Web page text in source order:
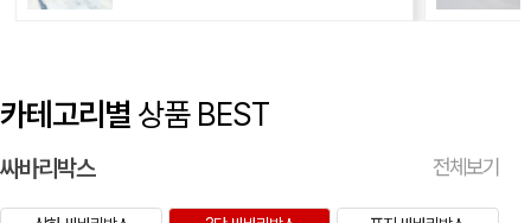
카테고리별 상품 BEST
싸바리박스 전체보기